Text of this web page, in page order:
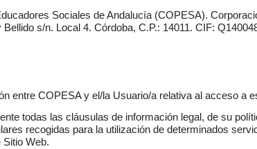
Sociales de Andalucía (COPESA).
s/n. Local 4. Córdoba, C.P.: 14011. CIF:
entre COPESA y el/la Usuario/a relativa al acceso a
todas las cláusulas de información legal, de su
recogidas para la utilización de determinados
Web.